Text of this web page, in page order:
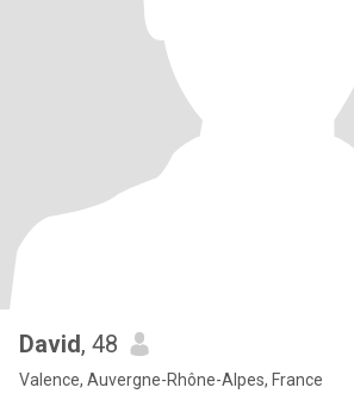
David, 48
Valence, Auvergne-Rhône-Alpes, France